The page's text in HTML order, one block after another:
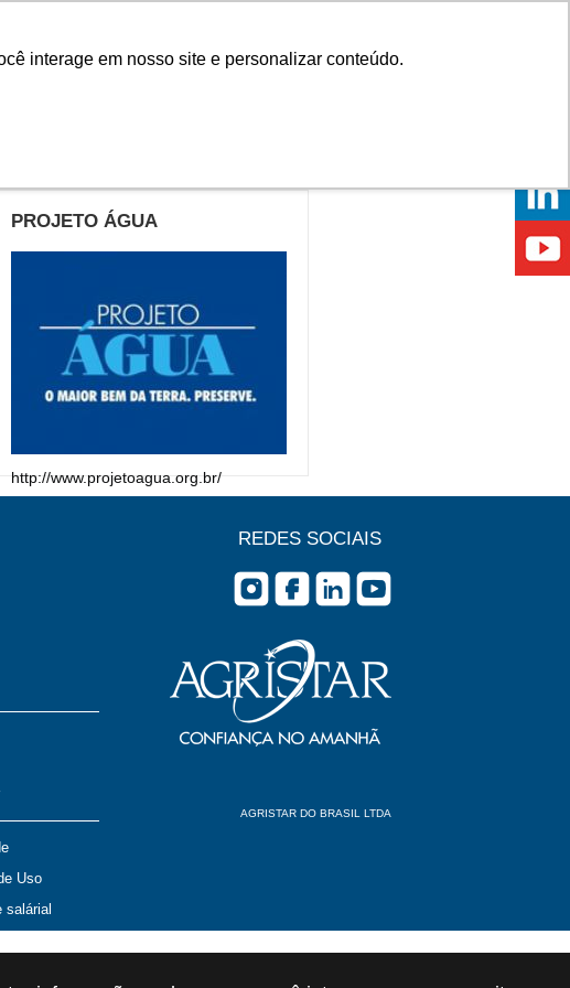
interage em nosso site e personalizar conteúdo.
PROJETO ÁGUA
http://www.projetoagua.org.br/
Uso
salárial
REDES SOCIAIS
AGRISTAR DO BRASIL LTDA